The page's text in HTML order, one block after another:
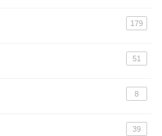
179
51
8
39